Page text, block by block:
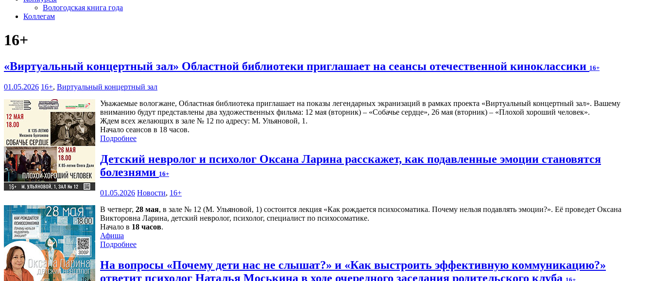
Вологодская книга года
Коллегам
16+
«Виртуальный концертный зал» Областной библиотеки приглашает на сеансы отечественной киноклассики 16+
01.05.2026 16+, Виртуальный концертный зал
Уважаемые вологжане, Областная библиотека приглашает на показы легендарных экранизаций в рамках проекта «Виртуальный концертный зал». Вашему
вниманию будут представлены два художественных фильма: 12 мая (вторник) – «Собачье сердце», 26 мая (вторник) – «Плохой хороший человек».
Ждем всех желающих в зале № 12 по адресу: М. Ульяновой, 1.
Начало сеансов в 18 часов.
Подробнее
Детский невролог и психолог Оксана Ларина расскажет, как подавленные эмоции становятся
болезнями 16+
01.05.2026 Новости, 16+
В четверг, 28 мая, в зале № 12 (М. Ульяновой, 1) состоится лекция «Как рождается психосоматика. Почему нельзя подавлять эмоции?». Её проведет Оксана
Викторовна Ларина, детский невролог, психолог, специалист по психосоматике.
Начало в 18 часов.
Афиша
Подробнее
На вопросы «Почему дети нас не слышат?» и «Как выстроить эффективную коммуникацию?»
ответит психолог Наталья Моськина в ходе очередного заседания родительского клуба 16+